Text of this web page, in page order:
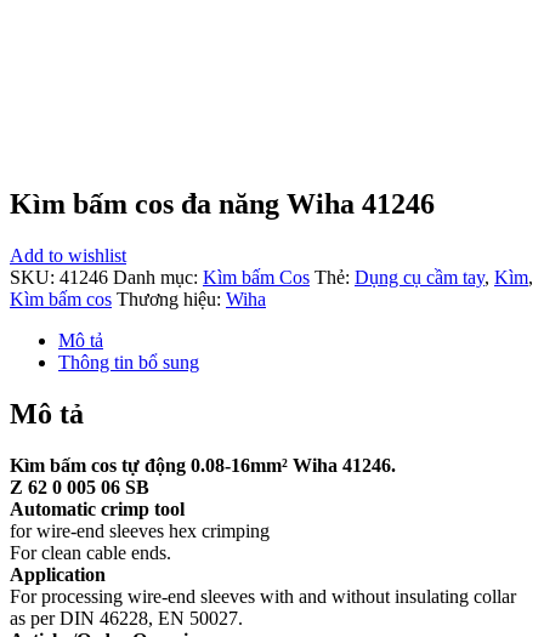
Kìm bấm cos đa năng Wiha 41246
Add to wishlist
SKU: 41246 Danh mục: Kìm bấm Cos Thẻ: Dụng cụ cầm tay, Kìm,
Kìm bấm cos Thương hiệu: Wiha
Mô tả
Thông tin bổ sung
Mô tả
Kìm bấm cos tự động 0.08-16mm² Wiha 41246.
Z 62 0 005 06 SB
Automatic crimp tool
for wire-end sleeves hex crimping
For clean cable ends.
Application
For processing wire-end sleeves with and without insulating collar
as per DIN 46228, EN 50027.